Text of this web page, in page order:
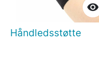

Håndledsstøtte